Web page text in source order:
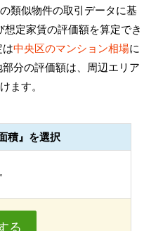
類似物件の取引データに基
定家賃の評価額を算定でき
中央区のマンション相場に
分の評価額は、周辺エリア
ます。
積』を選択
る